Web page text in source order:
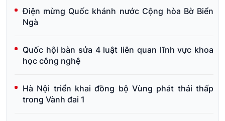
Điện mừng Quốc khánh nước Cộng hòa Bờ Biển
Ngà
Quốc hội bàn sửa 4 luật liên quan lĩnh vực khoa
học công nghệ
Hà Nội triển khai đồng bộ Vùng phát thải thấp
trong Vành đai 1